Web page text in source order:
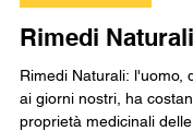
Valentina Ivana Chiarappa
Tempo di lettura: 3 min
Rimedi Naturali
Rimedi Naturali